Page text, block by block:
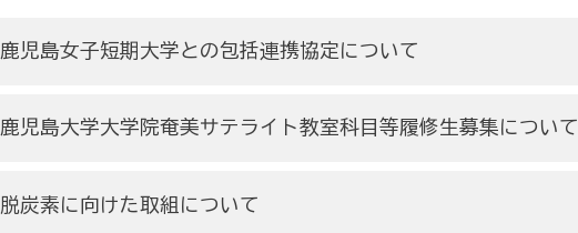
鹿児島女子短期大学との包括連携協定について
鹿児島大学大学院奄美サテライト教室科目等履修生募集について
脱炭素に向けた取組について